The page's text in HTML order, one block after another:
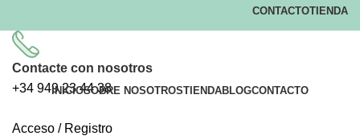
CONTACTOTIENDA
Contacte con nosotros
+34 949 23 44 38
Acceso / Registro
INICIOSOBRE NOSOTROSTIENDABLOGCONTACTO
Clic para ampliar